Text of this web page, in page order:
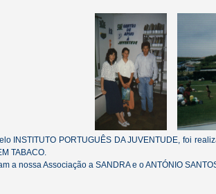
INSTITUTO PORTUGUÊS DA JUVENTUDE, foi
TABACO.
a nossa Associação a SANDRA e o ANTÓNIO